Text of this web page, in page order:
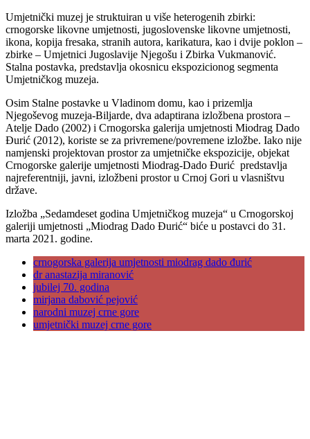
Umjetnički muzej je struktuiran u više heterogenih zbirki:
crnogorske likovne umjetnosti, jugoslovenske likovne umjetnosti,
ikona, kopija fresaka, stranih autora, karikatura, kao i dvije poklon –
zbirke – Umjetnici Jugoslavije Njegošu i Zbirka Vukmanović.
Stalna postavka, predstavlja okosnicu ekspozicionog segmenta
Umjetničkog muzeja.
Osim Stalne postavke u Vladinom domu, kao i prizemlja
Njegoševog muzeja-Biljarde, dva adaptirana izložbena prostora –
Atelje Dado (2002) i Crnogorska galerija umjetnosti Miodrag Dado
Đurić (2012), koriste se za privremene/povremene izložbe. Iako nije
namjenski projektovan prostor za umjetničke ekspozicije, objekat
Crnogorske galerije umjetnosti Miodrag-Dado Đurić predstavlja
najreferentniji, javni, izložbeni prostor u Crnoj Gori u vlasništvu
države.
Izložba „Sedamdeset godina Umjetničkog muzeja“ u Crnogorskoj
galeriji umjetnosti „Miodrag Dado Đurić“ biće u postavci do 31.
marta 2021. godine.
crnogorska galerija umjetnosti miodrag dado đurić
dr anastazija miranović
jubilej 70. godina
mirjana dabović pejović
narodni muzej crne gore
umjetnički muzej crne gore